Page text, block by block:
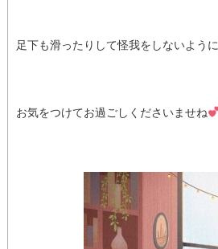
足下も滑ったりして怪我をしないように
お気をつけてお過ごしくださいませね